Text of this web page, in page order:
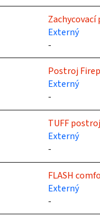
Zachycovací
Externý
-
Postroj
Externý
-
TUFF
Externý
-
FLASH
Externý
-